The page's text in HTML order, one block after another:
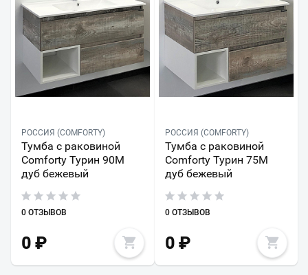
РОССИЯ (COMFORTY)
Тумба с раковиной
Comforty Турин 90М
дуб бежевый
0 ОТЗЫВОВ
0 ₽
РОССИЯ (COMFORTY)
Тумба с раковиной
Comforty Турин 75М
дуб бежевый
0 ОТЗЫВОВ
0₽